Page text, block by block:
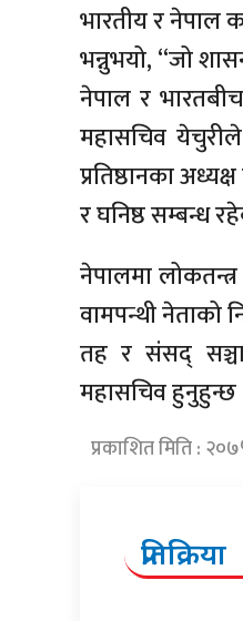
भारतीय र नेपाल
भन्नुभयो, “जो
नेपाल र
महासचिव
प्रतिष्ठानका
र घनिष्ठ सम्बन्ध
नेपालमा
वामपन्थी नेताको
तह र संसद्
महासचिव हुनुहुन्छ
प्रकाशित मिति :
प्रतिक्रिया